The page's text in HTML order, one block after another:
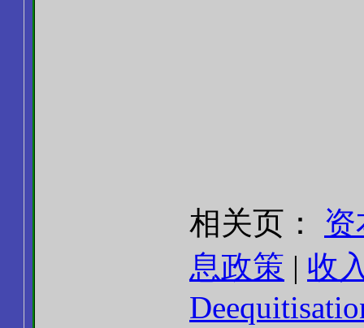
相关页：
息政策 | 收